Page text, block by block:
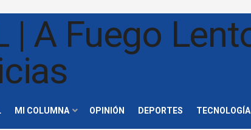
MI COLUMNA OPINIÓN DEPORTES TECNOLOGÍA